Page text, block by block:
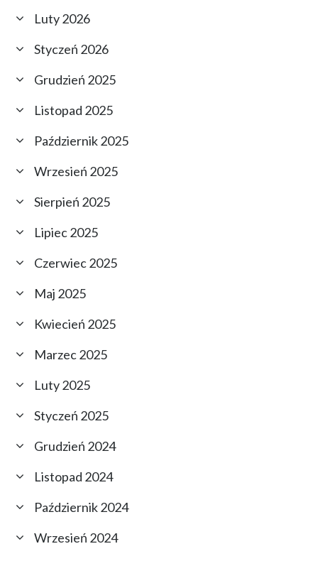
Luty 2026
Styczeń 2026
Grudzień 2025
Listopad 2025
Październik 2025
Wrzesień 2025
Sierpień 2025
Lipiec 2025
Czerwiec 2025
Maj 2025
Kwiecień 2025
Marzec 2025
Luty 2025
Styczeń 2025
Grudzień 2024
Listopad 2024
Październik 2024
Wrzesień 2024